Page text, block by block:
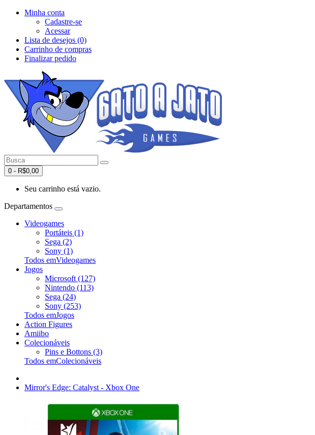
Minha conta
Cadastre-se
Acessar
Lista de desejos (0)
Carrinho de compras
Finalizar pedido
0 - R$0,00
Seu carrinho está vazio.
Departamentos
Videogames
Portáteis (1)
Sega (2)
Sony (1)
Todos emVideogames
Jogos
Microsoft (127)
Nintendo (113)
Sega (24)
Sony (253)
Todos emJogos
Action Figures
Amiibo
Colecionáveis
Pins e Bottons (3)
Todos emColecionáveis
Mirror's Edge: Catalyst - Xbox One